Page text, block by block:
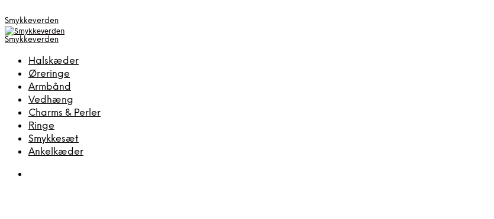
Smykkeverden
Smykkeverden
Halskæder
Øreringe
Armbånd
Vedhæng
Charms & Perler
Ringe
Smykkesæt
Ankelkæder